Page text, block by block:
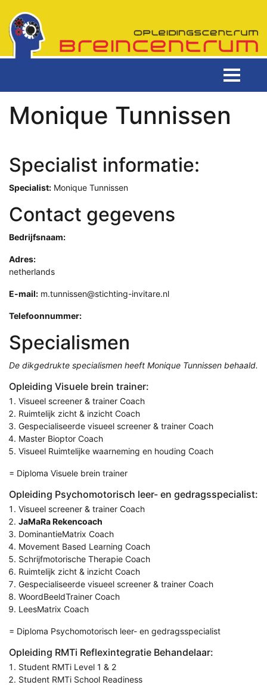
Monique Tunnissen
Specialist informatie:
Specialist: Monique Tunnissen
Contact gegevens
Bedrijfsnaam:
Adres:
netherlands
E-mail: m.tunnissen@stichting-invitare.nl
Telefoonnummer:
Specialismen
De dikgedrukte specialismen heeft Monique Tunnissen behaald.
Opleiding Visuele brein trainer:
Visueel screener & trainer Coach
Ruimtelijk zicht & inzicht Coach
Gespecialiseerde visueel screener & trainer Coach
Master Bioptor Coach
Visueel Ruimtelijke waarneming en houding Coach
= Diploma Visuele brein trainer
Opleiding Psychomotorisch leer- en gedragsspecialist:
Visueel screener & trainer Coach
JaMaRa Rekencoach
DominantieMatrix Coach
Movement Based Learning Coach
Schrijfmotorische Therapie Coach
Ruimtelijk zicht & inzicht Coach
Gespecialiseerde visueel screener & trainer Coach
WoordBeeldTrainer Coach
LeesMatrix Coach
= Diploma Psychomotorisch leer- en gedragsspecialist
Opleiding RMTi Reflexintegratie Behandelaar:
Student RMTi Level 1 & 2
Student RMTi School Readiness